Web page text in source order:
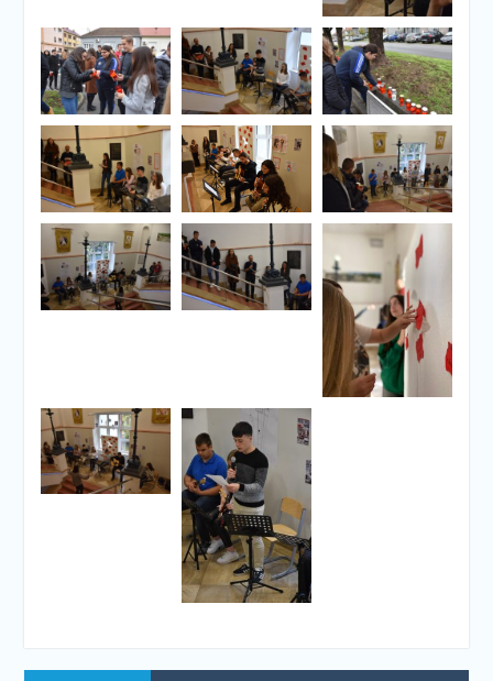
Navigacija